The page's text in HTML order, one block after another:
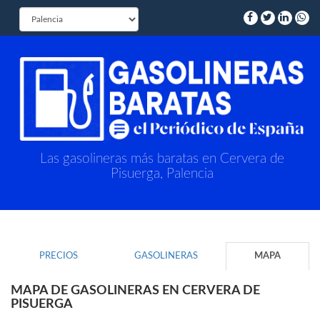
Las gasolineras más baratas en Cervera de
Pisuerga, Palencia
PRECIOS GASOLINERAS MAPA
MAPA DE GASOLINERAS EN CERVERA DE
PISUERGA